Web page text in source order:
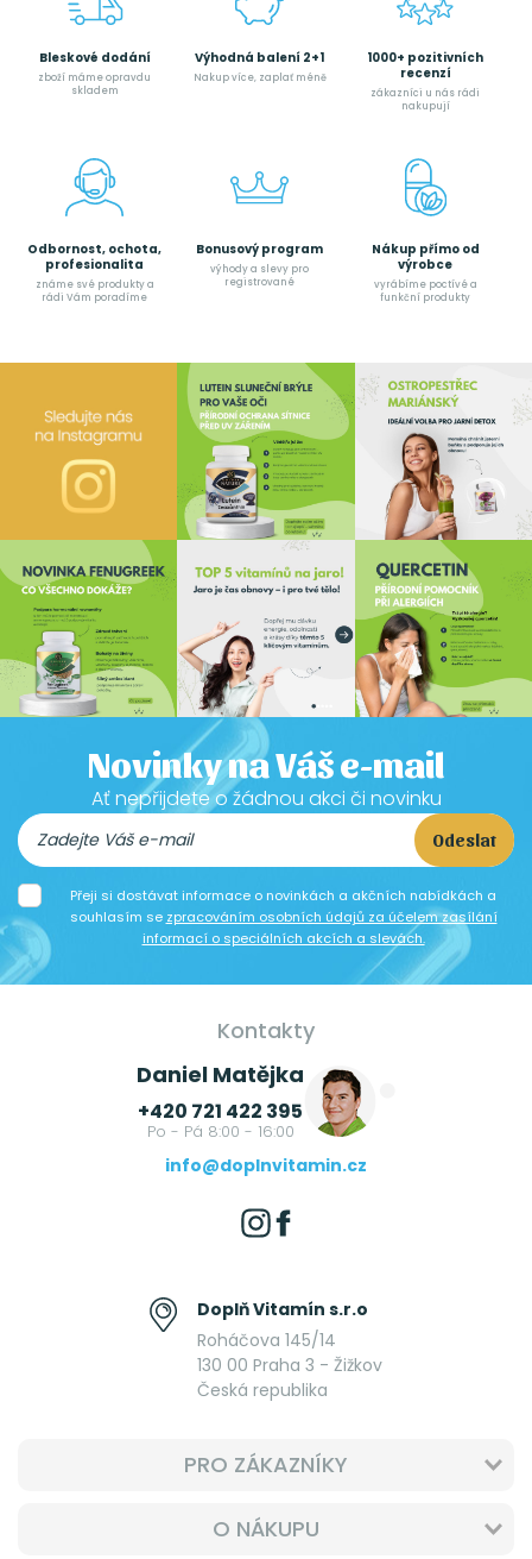
Bleskové dodání
zboží máme opravdu
skladem
Výhodná balení 2+1
Nakup více, zaplať méně
1000+ pozitivních
recenzí
zákazníci u nás rádi
nakupují
Odbornost, ochota,
profesionalita
známe své produkty a
rádi Vám poradíme
Bonusový program
výhody a slevy pro
registrované
Nákup přímo od
výrobce
vyrábíme poctívé a
funkční produkty
Novinky na Váš e-mail
Ať nepřijdete o žádnou akci či novinku
Odeslat
Přeji si dostávat informace o novinkách a akčních nabídkách a
souhlasím se zpracováním osobních údajů za účelem zasílání
informací o speciálních akcích a slevách.
Kontakty
Daniel Matějka
+420 721 422 395
Po - Pá 8:00 - 16:00
info@doplnvitamin.cz
Doplň Vitamín s.r.o
Roháčova 145/14
130 00 Praha 3 - Žižkov
Česká republika
PRO ZÁKAZNÍKY
O NÁKUPU